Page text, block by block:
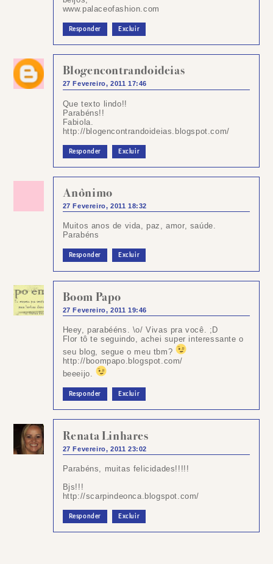
www.palaceofashion.com
Responder Excluir
Blogencontrandoideias
27 Fevereiro, 2011 17:46
Que texto lindo!!
Parabéns!!
Fabiola.
http://blogencontrandoideias.blogspot.com/
Responder Excluir
Anônimo
27 Fevereiro, 2011 18:32
Muitos anos de vida, paz, amor, saúde.
Parabéns
Responder Excluir
Boom Papo
27 Fevereiro, 2011 19:46
Heey, parabééns. \o/ Vivas pra você. ;D
Flor tô te seguindo, achei super interessante o
seu blog, segue o meu tbm?
http://boompapo.blogspot.com/
beeeijo.
Responder Excluir
Renata Linhares
27 Fevereiro, 2011 23:02
Parabéns, muitas felicidades!!!!!
Bjs!!!
http://scarpindeonca.blogspot.com/
Responder Excluir